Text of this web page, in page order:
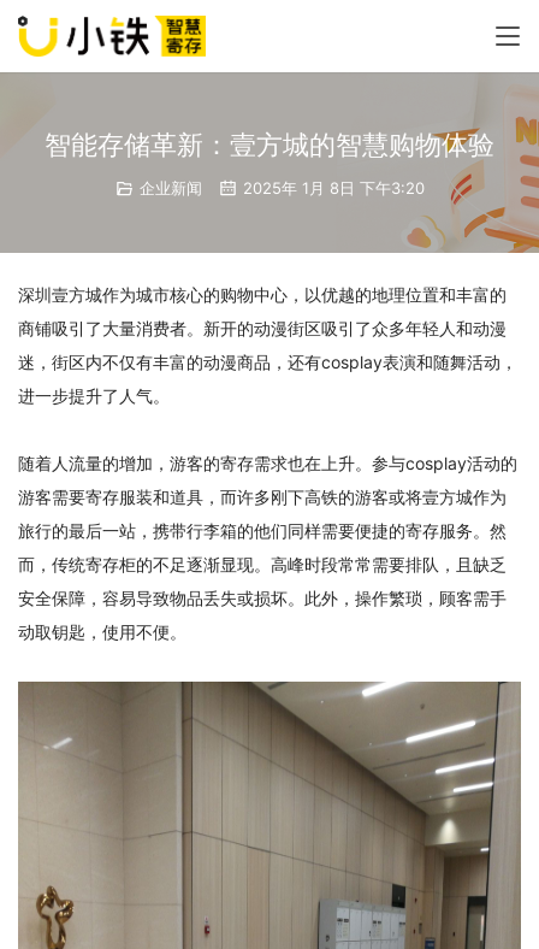
智能存储革新：壹方城的智慧购物体验
企业新闻 2025年 1月 8日 下午3:20
深圳壹方城作为城市核心的购物中心，以优越的地理位置和丰富的
商铺吸引了大量消费者。新开的动漫街区吸引了众多年轻人和动漫
迷，街区内不仅有丰富的动漫商品，还有cosplay表演和随舞活动，
进一步提升了人气。
随着人流量的增加，游客的寄存需求也在上升。参与cosplay活动的
游客需要寄存服装和道具，而许多刚下高铁的游客或将壹方城作为
旅行的最后一站，携带行李箱的他们同样需要便捷的寄存服务。然
而，传统寄存柜的不足逐渐显现。高峰时段常常需要排队，且缺乏
安全保障，容易导致物品丢失或损坏。此外，操作繁琐，顾客需手
动取钥匙，使用不便。